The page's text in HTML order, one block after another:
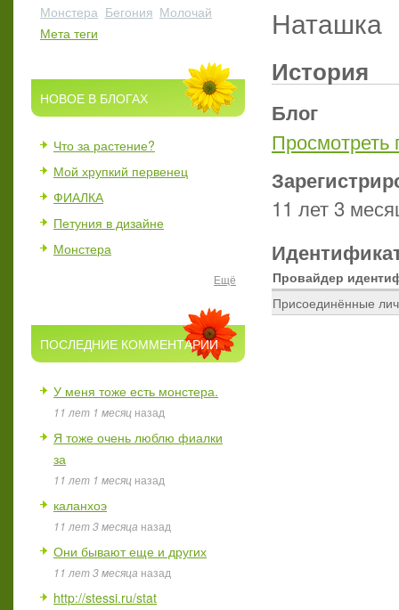
Монстера Бегония Молочай
Мета теги
НОВОЕ В БЛОГАХ
Что за растение?
Мой хрупкий первенец
ФИАЛКА
Петуния в дизайне
Монстера
Ещё
ПОСЛЕДНИЕ КОММЕНТАРИИ
У меня тоже есть монстера.
11 лет 1 месяц назад
Я тоже очень люблю фиалки
за
11 лет 1 месяц назад
каланхоэ
11 лет 3 месяца назад
Они бывают еще и других
11 лет 3 месяца назад
http://stessi.ru/stat
Наташка
История
Блог
Просмотреть
11 лет 3
Провайдер
Присоединённые